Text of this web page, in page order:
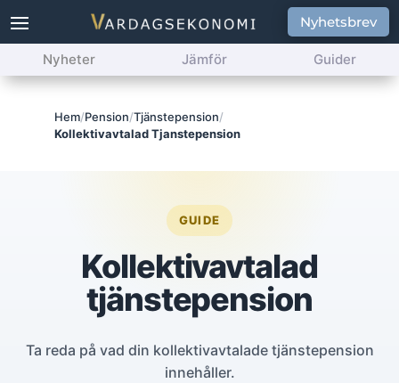
Nyhetsbrev
Nyheter Jämför Guider
Hem/Pension/Tjänstepension/
Kollektivavtalad Tjanstepension
GUIDE
Kollektivavtalad
tjänstepension
Ta reda på vad din kollektivavtalade tjänstepension
innehåller.